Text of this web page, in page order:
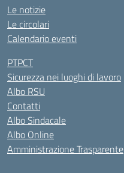
Le notizie
Le circolari
Calendario eventi
PTPCT
Sicurezza nei luoghi di lavoro
Albo RSU
Contatti
Albo Sindacale
Albo Online
Amministrazione Trasparente